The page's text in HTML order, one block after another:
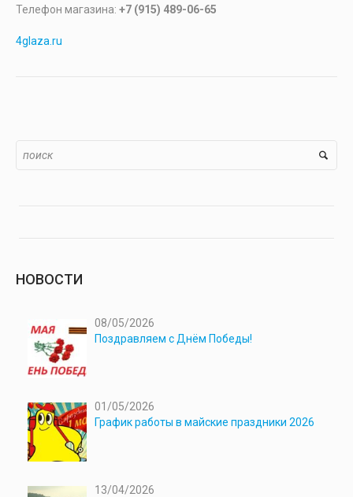
Телефон магазина: +7 (915) 489-06-65
4glaza.ru
НОВОСТИ
08/05/2026
Поздравляем с Днём Победы!
01/05/2026
График работы в майские праздники 2026
13/04/2026